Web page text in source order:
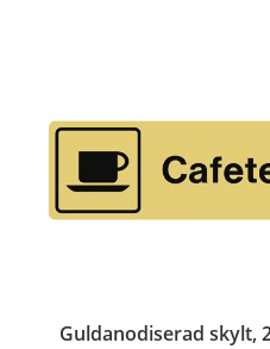
Guldanodiserad skylt,